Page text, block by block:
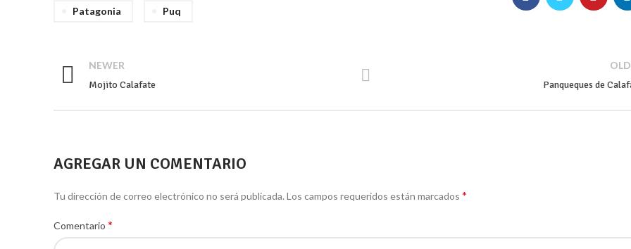
Patagonia Puq
NEWER
Mojito Calafate
Panqueques de
AGREGAR UN COMENTARIO
Tu dirección de correo electrónico no será publicada. Los campos requeridos están marcados *
Comentario *